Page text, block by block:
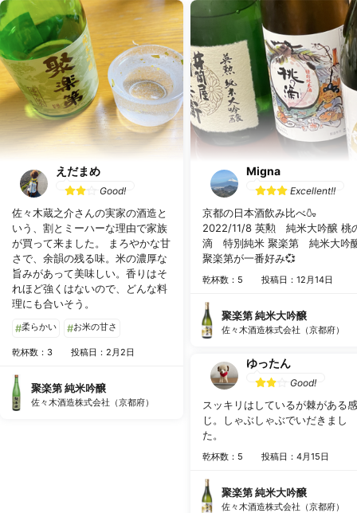
えだまめ
Good!
佐々木蔵之介さんの実家の酒造と
いう、割とミーハーな理由で家族
が買って来ました。 まろやかな甘
さで、余韻の残る味。米の濃厚な
旨みがあって美味しい。香りはそ
れほど強くはないので、どんな料
理にも合いそう。
#柔らかい #お米の甘さ
乾杯数：3 投稿日：2月2日
聚楽第 純米吟醸
佐々木酒造株式会社（京都府）
Migna
Excellent!!
京都の日本酒飲み比べ🍶
2022/11/8 英勲 純米大吟醸 桃
滴 特別純米 聚楽第 純米大吟
聚楽第が一番好み💞
乾杯数：5 投稿日：12月14日
聚楽第 純米大吟醸
佐々木酒造株式会社（京都府）
ゆったん
Good!
スッキリはしているが棘がある感
じ。しゃぶしゃぶでいだきまし
た。
乾杯数：5 投稿日：4月15日
聚楽第 純米大吟醸
佐々木酒造株式会社（京都府）